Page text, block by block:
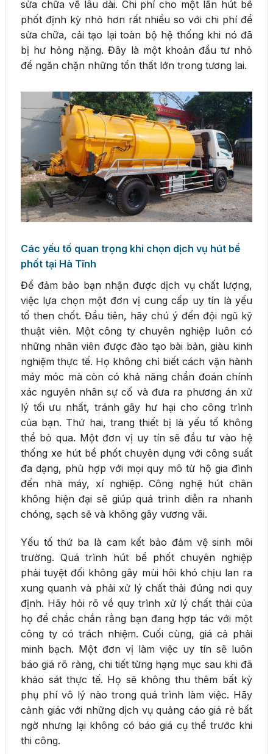
sửa chữa về lâu dài. Chi phí cho một lần hút bể
phốt định kỳ nhỏ hơn rất nhiều so với chi phí để
sửa chữa, cải tạo lại toàn bộ hệ thống khi nó đã
bị hư hỏng nặng. Đây là một khoản đầu tư nhỏ
để ngăn chặn những tổn thất lớn trong tương lai.
Các yếu tố quan trọng khi chọn dịch vụ hút bể
phốt tại Hà Tĩnh
Để đảm bảo bạn nhận được dịch vụ chất lượng,
việc lựa chọn một đơn vị cung cấp uy tín là yếu
tố then chốt. Đầu tiên, hãy chú ý đến đội ngũ kỹ
thuật viên. Một công ty chuyên nghiệp luôn có
những nhân viên được đào tạo bài bản, giàu kinh
nghiệm thực tế. Họ không chỉ biết cách vận hành
máy móc mà còn có khả năng chẩn đoán chính
xác nguyên nhân sự cố và đưa ra phương án xử
lý tối ưu nhất, tránh gây hư hại cho công trình
của bạn. Thứ hai, trang thiết bị là yếu tố không
thể bỏ qua. Một đơn vị uy tín sẽ đầu tư vào hệ
thống xe hút bể phốt chuyên dụng với công suất
đa dạng, phù hợp với mọi quy mô từ hộ gia đình
đến nhà máy, xí nghiệp. Công nghệ hút chân
không hiện đại sẽ giúp quá trình diễn ra nhanh
chóng, sạch sẽ và không gây vương vãi.
Yếu tố thứ ba là cam kết bảo đảm vệ sinh môi
trường. Quá trình hút bể phốt chuyên nghiệp
phải tuyệt đối không gây mùi hôi khó chịu lan ra
xung quanh và phải xử lý chất thải đúng nơi quy
định. Hãy hỏi rõ về quy trình xử lý chất thải của
họ để chắc chắn rằng bạn đang hợp tác với một
công ty có trách nhiệm. Cuối cùng, giá cả phải
minh bạch. Một đơn vị làm việc uy tín sẽ luôn
báo giá rõ ràng, chi tiết từng hạng mục sau khi đã
khảo sát thực tế. Họ sẽ không thu thêm bất kỳ
phụ phí vô lý nào trong quá trình làm việc. Hãy
cảnh giác với những dịch vụ quảng cáo giá rẻ bất
ngờ nhưng lại không có báo giá cụ thể trước khi
thi công.